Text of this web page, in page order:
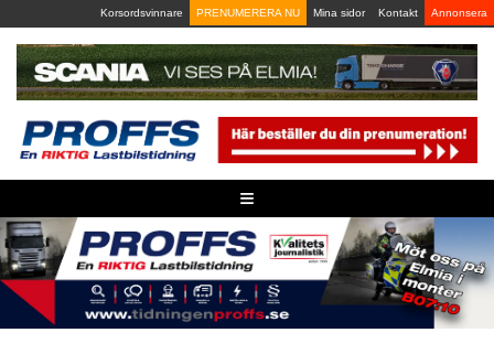
to
content
Korsordsvinnare PRENUMERERA NU Mina sidor Kontakt Annonsera
≡